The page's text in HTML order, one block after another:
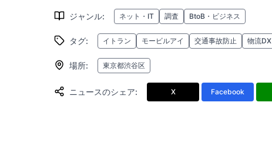
ジャンル: ネット・IT 調査 BtoB・ビジネス
タグ: イトラン モービルアイ 交通事故防止 物流DX
場所: 東京都渋谷区
ニュースのシェア: X Facebook